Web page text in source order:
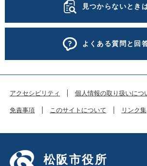
見つからないとき
よくある質問と回
アクセシビリティ 個人情報の取り扱いにつ
免責事項 このサイトについて リンク集
松阪市役所